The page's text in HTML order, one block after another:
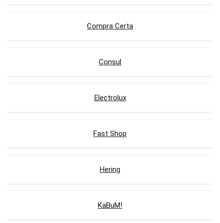
Compra Certa
Consul
Electrolux
Fast Shop
Hering
KaBuM!